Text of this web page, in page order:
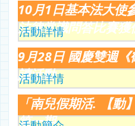
10月1日基本法大使
法律常識問答比賽獲
活動詳情
9月28日 國慶雙週
讀活動
活動詳情
「南兒假期活. 【動
第一期